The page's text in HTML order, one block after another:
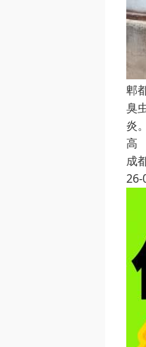
郫
臭
炎
高
成
26-